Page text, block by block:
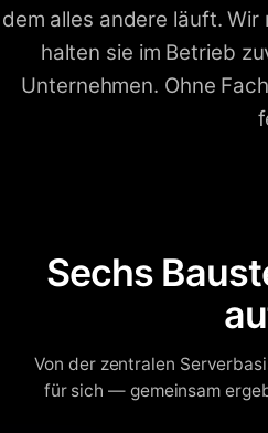
dem alles andere läuft.
halten sie im Betrieb
Unternehmen. Ohne
Sechs
Von der zentralen
für sich — gemeinsam